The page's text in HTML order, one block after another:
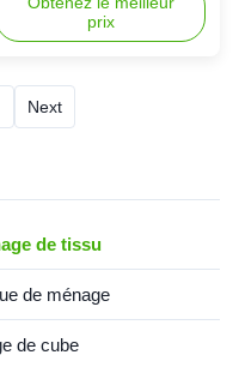
de produit Boîte de
rangement de tissu Taille
Couleur 8 couleurs (24L, 66L,
100L) Utilisation
prix
Next
de tissu
de ménage
de cube